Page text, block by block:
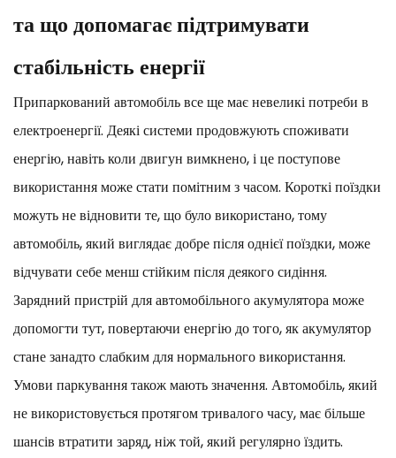
та що допомагає підтримувати
стабільність енергії
Припаркований автомобіль все ще має невеликі потреби в
електроенергії. Деякі системи продовжують споживати
енергію, навіть коли двигун вимкнено, і це поступове
використання може стати помітним з часом. Короткі поїздки
можуть не відновити те, що було використано, тому
автомобіль, який виглядає добре після однієї поїздки, може
відчувати себе менш стійким після деякого сидіння.
Зарядний пристрій для автомобільного акумулятора може
допомогти тут, повертаючи енергію до того, як акумулятор
стане занадто слабким для нормального використання.
Умови паркування також мають значення. Автомобіль, який
не використовується протягом тривалого часу, має більше
шансів втратити заряд, ніж той, який регулярно їздить.